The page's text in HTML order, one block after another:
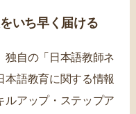
いち早く届ける
独自の「日本語教師ネ
本語教育に関する情報
ルアップ・ステップア